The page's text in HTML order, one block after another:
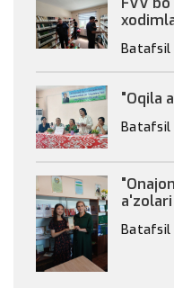
Batafsil
"Oqila
Batafsil
a'zolari
Batafsil